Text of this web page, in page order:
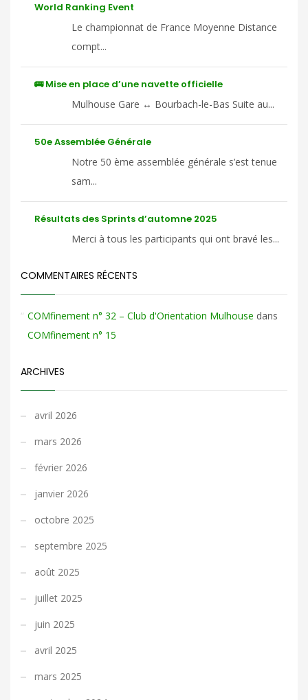
World Ranking Event
Le championnat de France Moyenne Distance
compt...
🚌 Mise en place d’une navette officielle
Mulhouse Gare ↔ Bourbach-le-Bas Suite au...
50e Assemblée Générale
Notre 50 ème assemblée générale s’est tenue
sam...
Résultats des Sprints d’automne 2025
Merci à tous les participants qui ont bravé les...
COMMENTAIRES RÉCENTS
COMfinement n° 32 – Club d'Orientation Mulhouse dans
COMfinement n° 15
ARCHIVES
avril 2026
mars 2026
février 2026
janvier 2026
octobre 2025
septembre 2025
août 2025
juillet 2025
juin 2025
avril 2025
mars 2025